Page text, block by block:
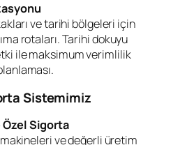
ve tarihi bölgeleri için
rotaları. Tarihi dokuyu
ile maksimum verimlilik
Sistemimiz
Sigorta
ve değerli üretim